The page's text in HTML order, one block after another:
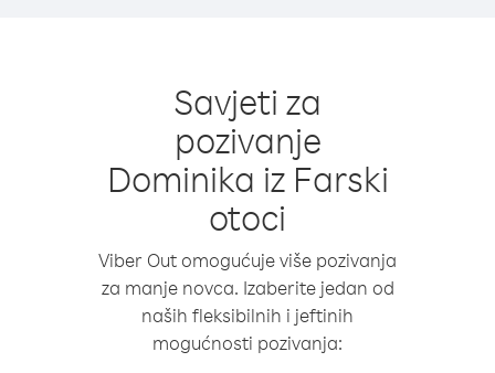
Savjeti za
pozivanje
Dominika iz Farski
otoci
Viber Out omogućuje više pozivanja
za manje novca. Izaberite jedan od
naših fleksibilnih i jeftinih
mogućnosti pozivanja: